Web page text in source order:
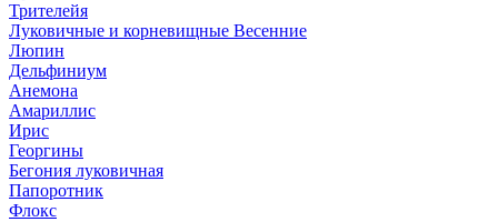
Трителейя
Луковичные и корневищные Весенние
Люпин
Дельфиниум
Анемона
Амариллис
Ирис
Георгины
Бегония луковичная
Папоротник
Флокс